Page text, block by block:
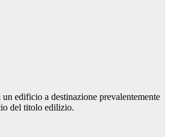
edificio a destinazione prevalentemente
del titolo edilizio.